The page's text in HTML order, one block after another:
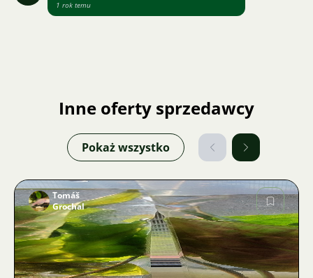
1 rok temu
Inne oferty sprzedawcy
Pokaż wszystko
Zdjęcie
Tomáš
Grochal